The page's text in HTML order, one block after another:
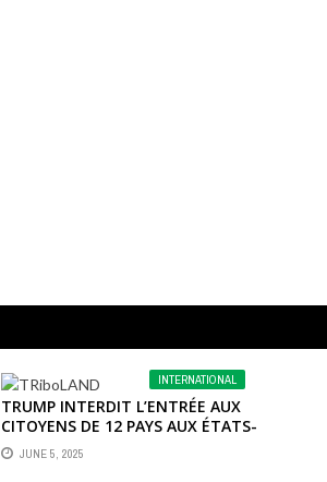
INTERNATIONAL
TRUMP INTERDIT L’ENTRÉE AUX
CITOYENS DE 12 PAYS AUX ÉTATS-
UNIS.JUNE 5, 2025